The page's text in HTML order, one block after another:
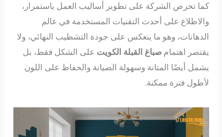
كما تحرص الشركة على تطوير أساليب العمل باستمرار،
والاطلاع على أحدث التقنيات المستخدمة في عالم
الدهانات، وهو ما ينعكس على جودة التشطيب النهائي، ولا
يقتصر اهتمامصباغ القبلة الكويت على الشكل فقط، بل
يشمل أيضًا المتانة وسهولة الصيانة والحفاظ على اللون
لأطول فترة ممكنة.